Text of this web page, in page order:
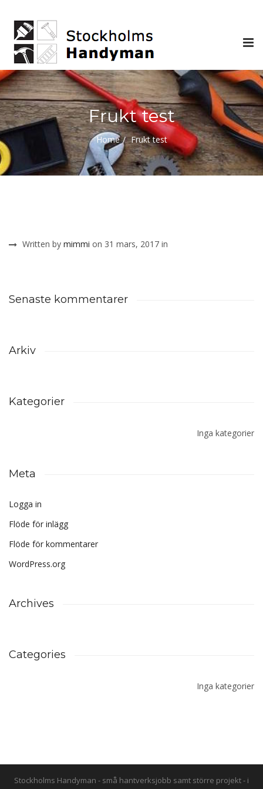
Frukt test
Home Frukt test
Written by mimmi on 31 mars, 2017 in
Senaste kommentarer
Arkiv
Kategorier
Inga kategorier
Meta
Logga in
Flöde för inlägg
Flöde för kommentarer
WordPress.org
Archives
Categories
Inga kategorier
Stockholms Handyman - små hantverksjobb samt större projekt - i